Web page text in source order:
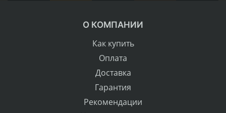
О КОМПАНИИ
Как купить
Оплата
Доставка
Гарантия
Рекомендации